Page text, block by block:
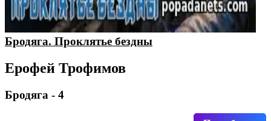
Бродяга. Проклятье бездны
Ерофей Трофимов
Бродяга - 4